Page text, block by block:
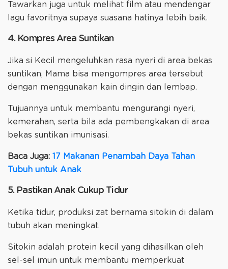
Tawarkan juga untuk melihat film atau mendengar
lagu favoritnya supaya suasana hatinya lebih baik.
4. Kompres Area Suntikan
Jika si Kecil mengeluhkan rasa nyeri di area bekas
suntikan, Mama bisa mengompres area tersebut
dengan menggunakan kain dingin dan lembap.
Tujuannya untuk membantu mengurangi nyeri,
kemerahan, serta bila ada pembengkakan di area
bekas suntikan imunisasi.
Baca Juga: 17 Makanan Penambah Daya Tahan
Tubuh untuk Anak
5. Pastikan Anak Cukup Tidur
Ketika tidur, produksi zat bernama sitokin di dalam
tubuh akan meningkat.
Sitokin adalah protein kecil yang dihasilkan oleh
sel-sel imun untuk membantu memperkuat